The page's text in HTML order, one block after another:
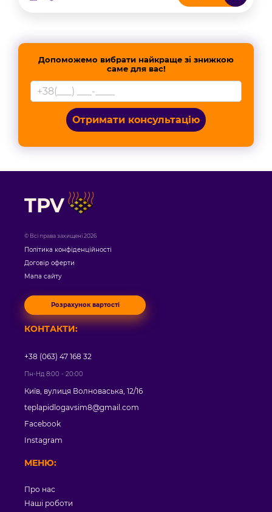
Допоможемо вибрати найкраще зі знижкою
саме для вас!
Отримати консультацію
TPV
© Всі права захищені 2026
Політика конфіденційності
Договір оферти
Мапа сайту
Розрахунок вартості
МЕНЮ:
Про нас
Наші роботи
КОНТАКТИ:
+38 (063) 47 168 32
Пн-Нд 8:00 - 20:00
Київ, вулиця Волноваська, 12/16
teplapidlogavsim8@gmail.com
Facebook
Instagram